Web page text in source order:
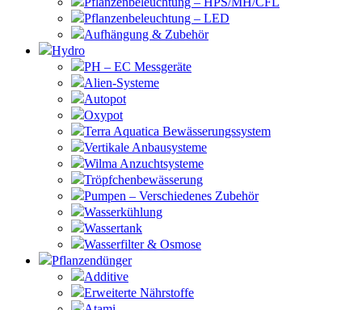
Pflanzenbeleuchtung – LED
Aufhängung & Zubehör
Hydro
PH – EC Messgeräte
Alien-Systeme
Autopot
Oxypot
Terra Aquatica Bewässerungssystem
Vertikale Anbausysteme
Wilma Anzuchtsysteme
Tröpfchenbewässerung
Pumpen – Verschiedenes Zubehör
Wasserkühlung
Wassertank
Wasserfilter & Osmose
Pflanzendünger
Additive
Erweiterte Nährstoffe